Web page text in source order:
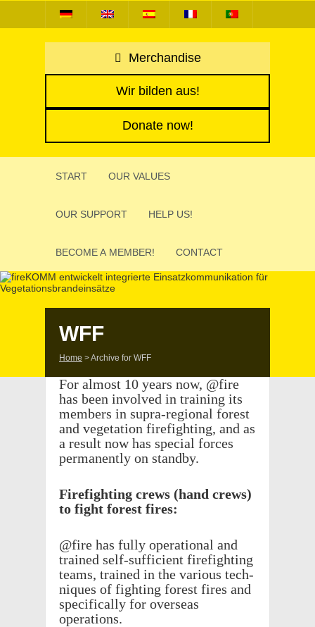
Merchandise
Wir bilden aus!
Donate now!
START OUR VALUES
OUR SUPPORT HELP US!
BECOME A MEMBER! CONTACT
WFF
Home >Archive for WFF
For almost 10 years now, @fire
has been involved in train­ing its
members in supra-regional forest
and vege­ta­tion fire­fight­ing, and as
a result now has special forces
perma­nently on standby.
Fire­fight­ing crews (hand crews)
to fight forest fires:
@fire has fully oper­a­tional and
trained self-suffi­cient fire­fight­ing
teams, trained in the vari­ous tech­
niques of fight­ing forest fires and
specif­i­cally for over­seas
operations.